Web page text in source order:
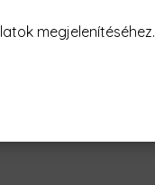
😥
munka Férfi